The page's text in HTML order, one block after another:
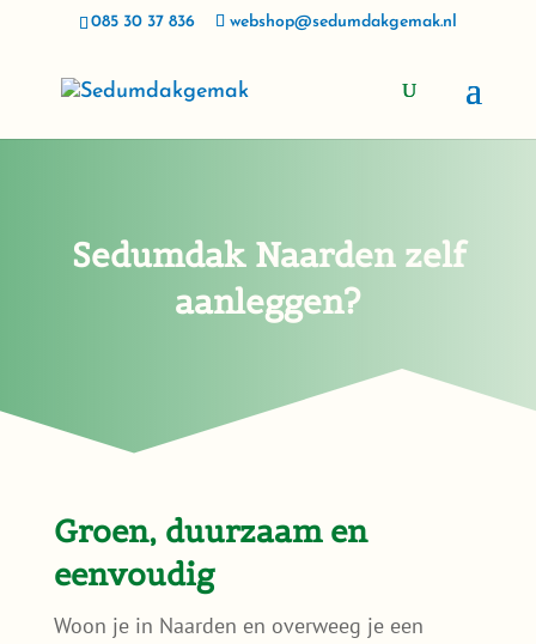
085 30 37 836 webshop@sedumdakgemak.nl
Sedumdak Naarden zelf
aanleggen?
Groen, duurzaam en
eenvoudig
Woon je in Naarden en overweeg je een